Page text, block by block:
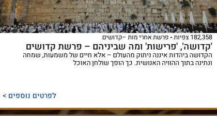
182,358 צפיות פרשת אחרי מות –קדושים
'קדושה', 'פרישות' ומה שביניהם – פרשת קדושים
הקדושה ביהדות איננה ניתוק מהעולם – אלא חיים של משמעות, שמחה
ונתינה בתוך ההוויה האנושית. כך הופך שולחן האוכל
לפרטים נוספים >